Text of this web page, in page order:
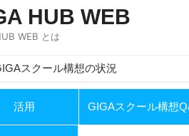
HUB WEB
WEB とは
スクール構想の状況
活用 GIGAスクール構想